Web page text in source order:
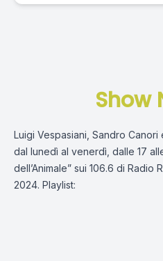
Show
Luigi Vespasiani, Sandro Canori
dal lunedì al venerdì, dalle 17
dell’Animale” sui 106.6 di Radio
2024. Playlist: